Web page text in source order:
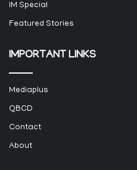
IM Special
Featured Stories
IMPORTANT LINKS
Mediaplus
QBCD
Contact
About